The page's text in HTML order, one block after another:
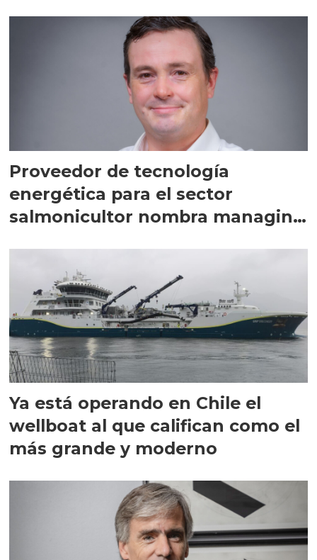
Proveedor de tecnología
energética para el sector
salmonicultor nombra managing
Ya está operando en Chile el
wellboat al que califican como el
más grande y moderno